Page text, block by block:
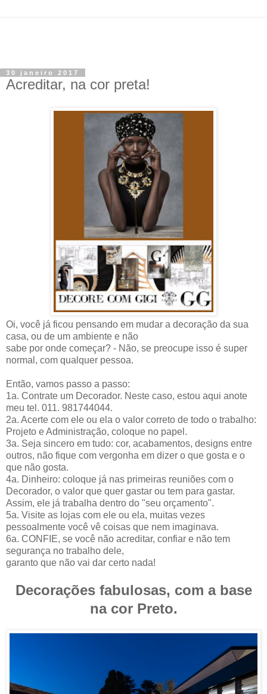
30 janeiro 2017
Acreditar, na cor preta!
Oi, você já ficou pensando em mudar a decoração da sua
casa, ou de um ambiente e não
sabe por onde começar? - Não, se preocupe isso é super
normal, com qualquer pessoa.
Então, vamos passo a passo:
1a. Contrate um Decorador. Neste caso, estou aqui anote
meu tel. 011. 981744044.
2a. Acerte com ele ou ela o valor correto de todo o trabalho:
Projeto e Administração, coloque no papel.
3a. Seja sincero em tudo: cor, acabamentos, designs entre
outros, não fique com vergonha em dizer o que gosta e o
que não gosta.
4a. Dinheiro: coloque já nas primeiras reuniões com o
Decorador, o valor que quer gastar ou tem para gastar.
Assim, ele já trabalha dentro do "seu orçamento".
5a. Visite as lojas com ele ou ela, muitas vezes
pessoalmente você vê coisas que nem imaginava.
6a. CONFIE, se você não acreditar, confiar e não tem
segurança no trabalho dele,
garanto que não vai dar certo nada!
Decorações fabulosas, com a base
na cor Preto.